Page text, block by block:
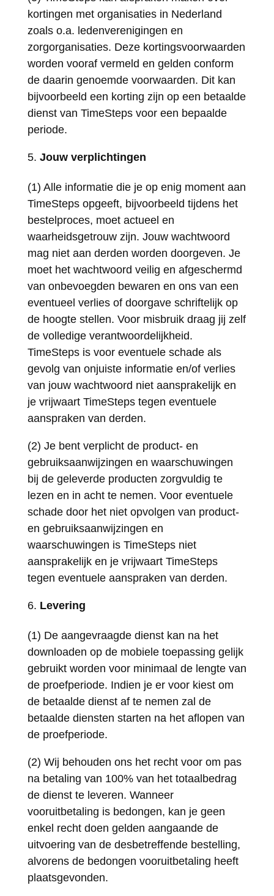
kortingen met organisaties in Nederland
zoals o.a. ledenverenigingen en
zorgorganisaties. Deze kortingsvoorwaarden
worden vooraf vermeld en gelden conform
de daarin genoemde voorwaarden. Dit kan
bijvoorbeeld een korting zijn op een betaalde
dienst van TimeSteps voor een bepaalde
periode.
Jouw verplichtingen
(1) Alle informatie die je op enig moment aan
TimeSteps opgeeft, bijvoorbeeld tijdens het
bestelproces, moet actueel en
waarheidsgetrouw zijn. Jouw wachtwoord
mag niet aan derden worden doorgeven. Je
moet het wachtwoord veilig en afgeschermd
van onbevoegden bewaren en ons van een
eventueel verlies of doorgave schriftelijk op
de hoogte stellen. Voor misbruik draag jij zelf
de volledige verantwoordelijkheid.
TimeSteps is voor eventuele schade als
gevolg van onjuiste informatie en/of verlies
van jouw wachtwoord niet aansprakelijk en
je vrijwaart TimeSteps tegen eventuele
aanspraken van derden.
(2) Je bent verplicht de product- en
gebruiksaanwijzingen en waarschuwingen
bij de geleverde producten zorgvuldig te
lezen en in acht te nemen. Voor eventuele
schade door het niet opvolgen van product-
en gebruiksaanwijzingen en
waarschuwingen is TimeSteps niet
aansprakelijk en je vrijwaart TimeSteps
tegen eventuele aanspraken van derden.
Levering
(1) De aangevraagde dienst kan na het
downloaden op de mobiele toepassing gelijk
gebruikt worden voor minimaal de lengte van
de proefperiode. Indien je er voor kiest om
de betaalde dienst af te nemen zal de
betaalde diensten starten na het aflopen van
de proefperiode.
(2) Wij behouden ons het recht voor om pas
na betaling van 100% van het totaalbedrag
de dienst te leveren. Wanneer
vooruitbetaling is bedongen, kan je geen
enkel recht doen gelden aangaande de
uitvoering van de desbetreffende bestelling,
alvorens de bedongen vooruitbetaling heeft
plaatsgevonden.